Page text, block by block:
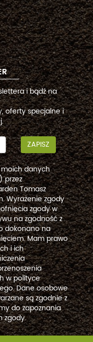
i bądź na
oferty specjalne i
ZAPISZ
danych
przez
Tomasz
Wyrażenie zgody
zgody w
na zgodność z
dokonano na
Mam prawo
i ich
w polityce
Dane osobowe
są zgodnie z
do zapoznania
zgody.